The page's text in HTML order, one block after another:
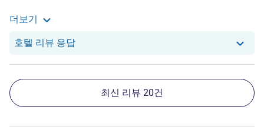
었습니다. 객실 컨디션은 매우 훌륭했고, 넓고 쾌적한 공간
덕분에 가족 모두 편안하게 머물렀습니다. 벨 서비스와 하우
스키핑 또한 친절하고 프로페셔널했으며, 작은 요청에도 빠
르게 응대해 주셔서 호텔의 수준을 느낄 수 있었습니다. 이
번 경험 덕분에 두바이에서의 기억이 더욱 특별해졌고, 다음
방문 때도 다시 머물고 싶은 곳이 되었습니다. 멋진 환대에
진심으로 감사드립니다.
더보기
호텔 리뷰 응답당 호텔에서는 Jiyoun K.로부터의 리뷰에 응
최신 리뷰 20건